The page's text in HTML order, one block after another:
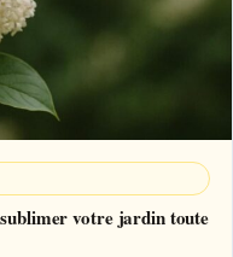
votre jardin toute